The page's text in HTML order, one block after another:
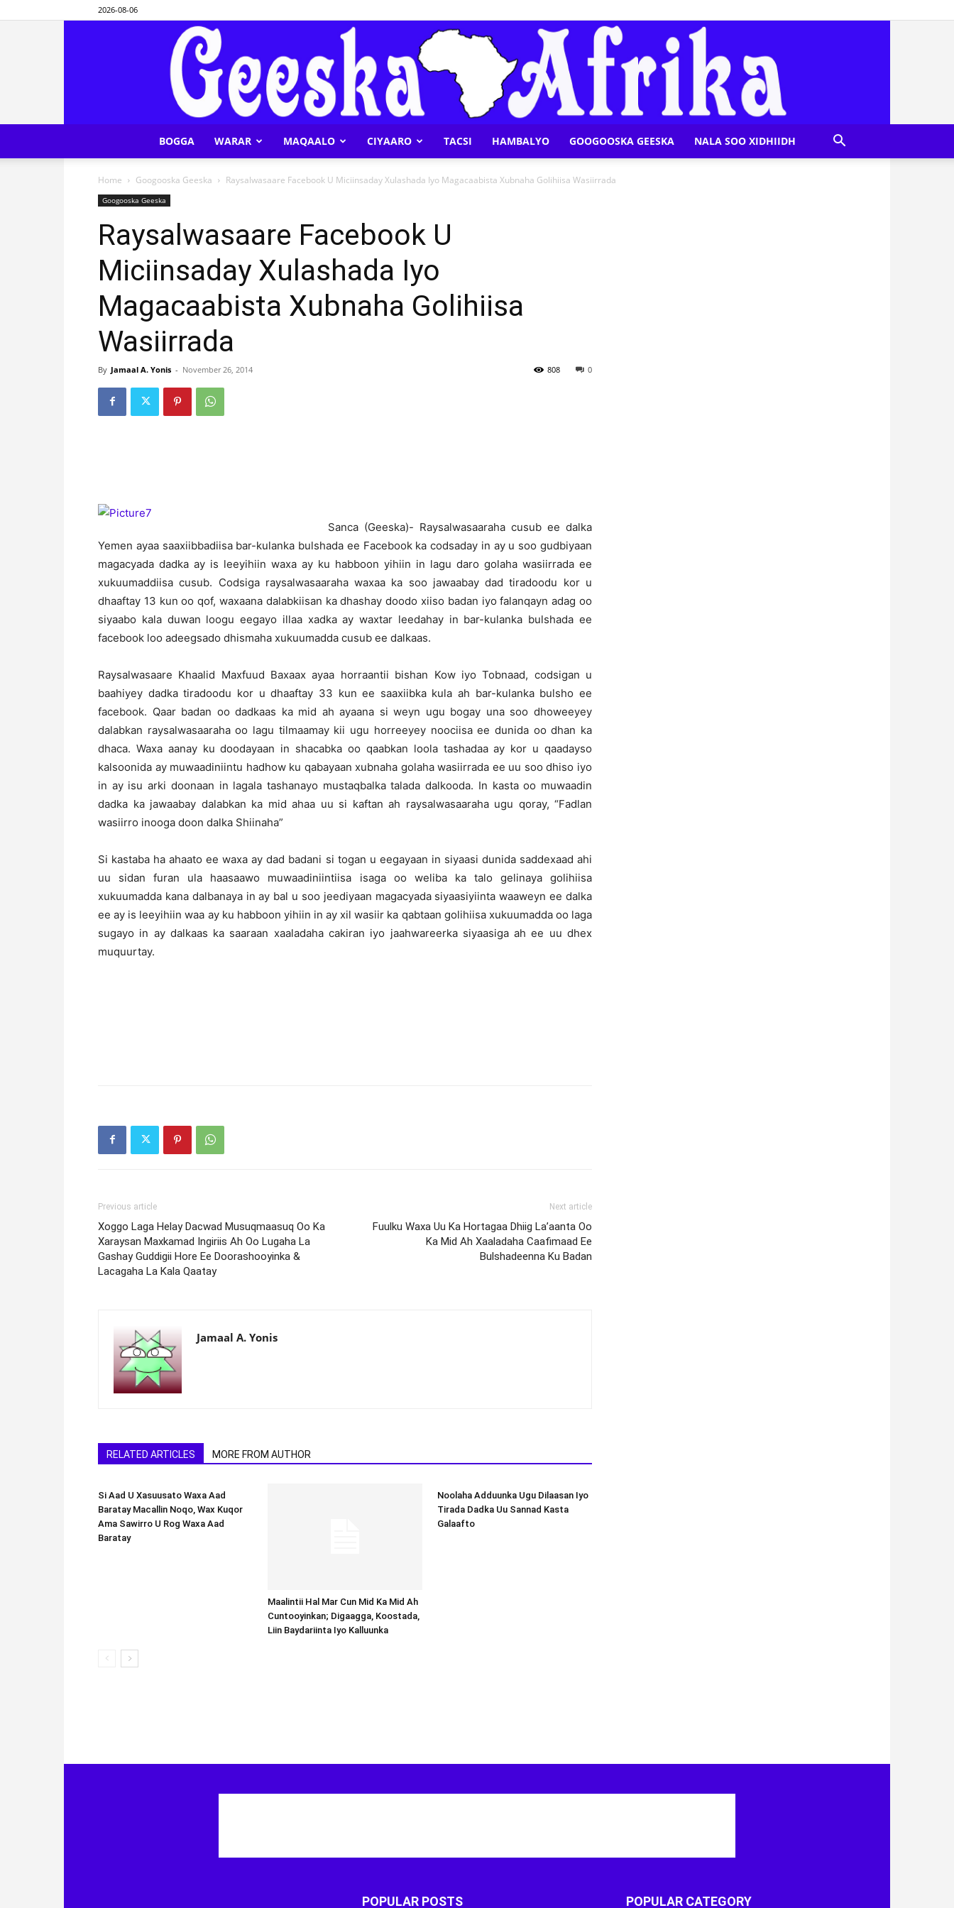
2026-08-06
BOGGA WARAR MAQAALO CIYAARO TACSI HAMBALYO GOOGOOSKA GEESKA NALA SOO XIDHIIDH
Home Googooska Geeska Raysalwasaare Facebook U Miciinsaday Xulashada Iyo Magacaabista Xubnaha Golihiisa Wasiirrada
Googooska Geeska
Raysalwasaare Facebook U
Miciinsaday Xulashada Iyo
Magacaabista Xubnaha Golihiisa
Wasiirrada
By Jamaal A. Yonis - November 26, 2014 0
808
Sanca (Geeska)- Raysalwasaaraha cusub ee dalka
Yemen ayaa saaxiibbadiisa bar-kulanka bulshada ee Facebook ka codsaday in ay u soo gudbiyaan
magacyada dadka ay is leeyihiin waxa ay ku habboon yihiin in lagu daro golaha wasiirrada ee
xukuumaddiisa cusub. Codsiga raysalwasaaraha waxaa ka soo jawaabay dad tiradoodu kor u
dhaaftay 13 kun oo qof, waxaana dalabkiisan ka dhashay doodo xiiso badan iyo falanqayn adag oo
siyaabo kala duwan loogu eegayo illaa xadka ay waxtar leedahay in bar-kulanka bulshada ee
facebook loo adeegsado dhismaha xukuumadda cusub ee dalkaas.
Raysalwasaare Khaalid Maxfuud Baxaax ayaa horraantii bishan Kow iyo Tobnaad, codsigan u
baahiyey dadka tiradoodu kor u dhaaftay 33 kun ee saaxiibka kula ah bar-kulanka bulsho ee
facebook. Qaar badan oo dadkaas ka mid ah ayaana si weyn ugu bogay una soo dhoweeyey
dalabkan raysalwasaaraha oo lagu tilmaamay kii ugu horreeyey noociisa ee dunida oo dhan ka
dhaca. Waxa aanay ku doodayaan in shacabka oo qaabkan loola tashadaa ay kor u qaadayso
kalsoonida ay muwaadiniintu hadhow ku qabayaan xubnaha golaha wasiirrada ee uu soo dhiso iyo
in ay isu arki doonaan in lagala tashanayo mustaqbalka talada dalkooda. In kasta oo muwaadin
dadka ka jawaabay dalabkan ka mid ahaa uu si kaftan ah raysalwasaaraha ugu qoray, “Fadlan
wasiirro inooga doon dalka Shiinaha”
Si kastaba ha ahaato ee waxa ay dad badani si togan u eegayaan in siyaasi dunida saddexaad ahi
uu sidan furan ula haasaawo muwaadiniintiisa isaga oo weliba ka talo gelinaya golihiisa
xukuumadda kana dalbanaya in ay bal u soo jeediyaan magacyada siyaasiyiinta waaweyn ee dalka
ee ay is leeyihiin waa ay ku habboon yihiin in ay xil wasiir ka qabtaan golihiisa xukuumadda oo laga
sugayo in ay dalkaas ka saaraan xaaladaha cakiran iyo jaahwareerka siyaasiga ah ee uu dhex
muquurtay.
Previous article
Xoggo Laga Helay Dacwad Musuqmaasuq Oo Ka
Xaraysan Maxkamad Ingiriis Ah Oo Lugaha La
Gashay Guddigii Hore Ee Doorashooyinka &
Lacagaha La Kala Qaatay
Next article
Fuulku Waxa Uu Ka Hortagaa Dhiig La’aanta Oo
Ka Mid Ah Xaaladaha Caafimaad Ee
Bulshadeenna Ku Badan
Jamaal A. Yonis
RELATED ARTICLES MORE FROM AUTHOR
Si Aad U Xasuusato Waxa Aad
Baratay Macallin Noqo, Wax Kuqor
Ama Sawirro U Rog Waxa Aad
Baratay
Maalintii Hal Mar Cun Mid Ka Mid Ah
Cuntooyinkan; Digaagga, Koostada,
Liin Baydariinta Iyo Kalluunka
Noolaha Adduunka Ugu Dilaasan Iyo
Tirada Dadka Uu Sannad Kasta
Galaafto
POPULAR POSTS POPULAR CATEGORY